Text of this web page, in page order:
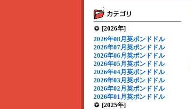
[2026年]
2026年08月英ポンドドル
2026年07月英ポンドドル
2026年06月英ポンドドル
2026年05月英ポンドドル
2026年04月英ポンドドル
2026年03月英ポンドドル
2026年02月英ポンドドル
2026年01月英ポンドドル
[2025年]